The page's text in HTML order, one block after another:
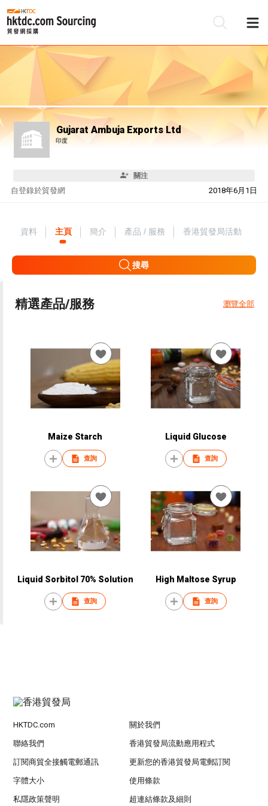
Gujarat Ambuja Exports Ltd
印度
關注
自 2018年6月1日
登錄於貿發網
資料 主頁 簡介 產品 / 服務 香港貿發局活動
搜尋
精選產品/服務 瀏覽全部
Maize Starch
查詢
Liquid Glucose
查詢
Liquid Sorbitol 70% Solution
查詢
High Maltose Syrup
查詢
HKTDC.com 關於我們
聯絡我們 香港貿發局流動應用程式
訂閱商貿全接觸電郵通訊 更新您的香港貿發局電郵訂閱
字體大小 使用條款
私隱政策聲明 超連結條款及細則